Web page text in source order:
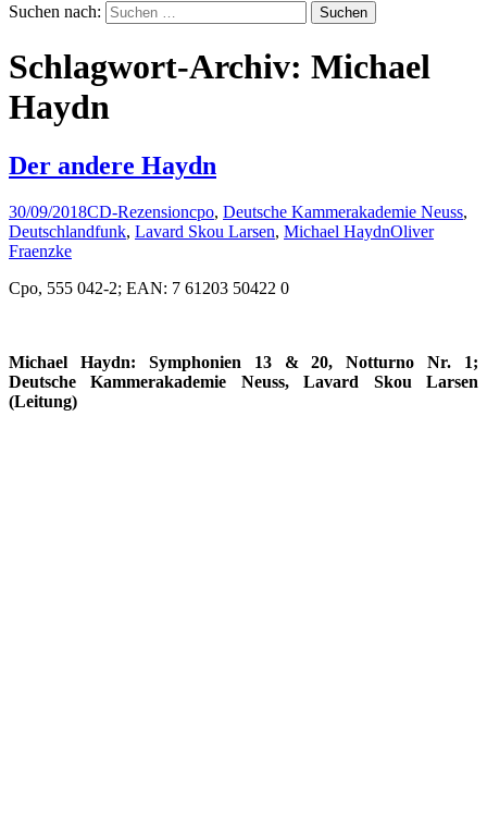
Suchen nach:
Schlagwort-Archiv: Michael
Haydn
Der andere Haydn
30/09/2018CD-Rezensioncpo, Deutsche Kammerakademie Neuss,
Deutschlandfunk, Lavard Skou Larsen, Michael HaydnOliver
Fraenzke
Cpo, 555 042-2; EAN: 7 61203 50422 0
Michael Haydn: Symphonien 13 & 20, Notturno Nr. 1;
Deutsche Kammerakademie Neuss, Lavard Skou Larsen
(Leitung)